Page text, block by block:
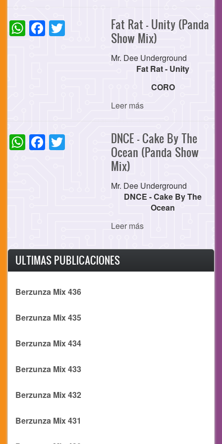
WhatsApp
FacebookFat Rat - Unity (Panda
Show Mix)
Mr. Dee Underground
Fat Rat - Unity
CORO
Leer más
WhatsApp
FacebookDNCE - Cake By The
Ocean (Panda Show
Mix)
Mr. Dee Underground
DNCE - Cake By The
Ocean
Leer más
ULTIMAS PUBLICACIONES
Berzunza Mix 436
Berzunza Mix 435
Berzunza Mix 434
Berzunza Mix 433
Berzunza Mix 432
Berzunza Mix 431